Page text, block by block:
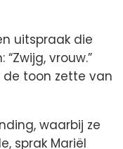
uitspraak die
vrouw.”
de toon zette van
waarbij ze
sprak Mariël